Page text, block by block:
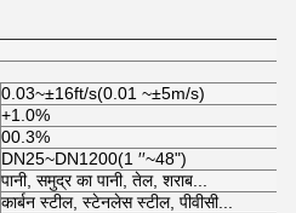
0.03~±16ft/s(0.01 ~±5m/s)
+1.0%
00.3%
DN25~DN1200(1 ′′~48")
पानी, समुद्र का पानी, तेल, शराब...
कार्बन स्टील, स्टेनलेस स्टील, पीवीसी...